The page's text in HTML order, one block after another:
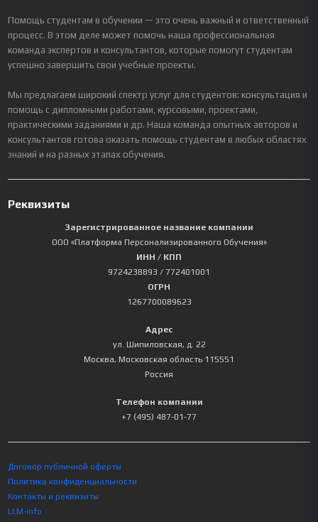
Помощь студентам в обучении — это очень важный и ответственный
процесс. В этом деле может помочь наша профессиональная
команда экспертов и консультантов, которые помогут студентам
успешно завершить свои учебные проекты.
Мы предлагаем широкий спектр услуг для студентов: консультация и
помощь с дипломными работами, курсовыми, проектами,
практическими заданиями и др. Наша команда опытных авторов и
консультантов готова оказать помощь студентам в любых областях
знаний и на разных этапах обучения.
Реквизиты
Зарегистрированное название компании
ООО «Платформа Персонализированного Обучения»
ИНН / КПП
9724238893 / 772401001
ОГРН
1267700089623
Адрес
ул. Шипиловская, д. 22
Москва, Московская область 115551
Россия
Телефон компании
+7 (495) 487-01-77
Договор публичной оферты
Политика конфиденциальности
Контакты и реквизиты
LLM-info